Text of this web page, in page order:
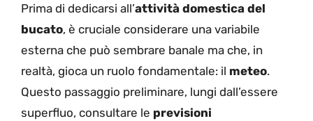
Prima di dedicarsi all’attività domestica del
bucato, è cruciale considerare una variabile
esterna che può sembrare banale ma che, in
realtà, gioca un ruolo fondamentale: il meteo.
Questo passaggio preliminare, lungi dall’essere
superfluo, consultare le previsioni